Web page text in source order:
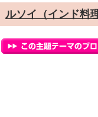
ルソイ（インド料理